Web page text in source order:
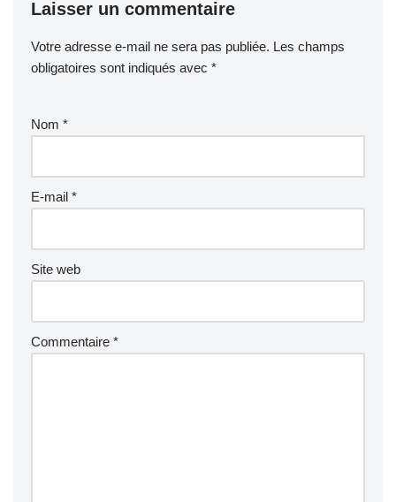
Laisser un commentaire
Votre adresse e-mail ne sera pas publiée. Les champs
obligatoires sont indiqués avec *
Nom *
E-mail *
Site web
Commentaire *